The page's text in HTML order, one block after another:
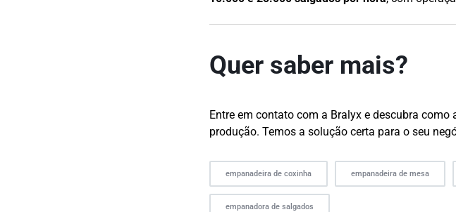
Quer saber mais?
Entre em contato com a Bralyx e descubra
produção. Temos a solução certa para o seu
empanadeira de coxinha empanadeira de mesa
empanadora de salgados